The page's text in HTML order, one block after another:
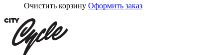
Очистить корзину Оформить заказ